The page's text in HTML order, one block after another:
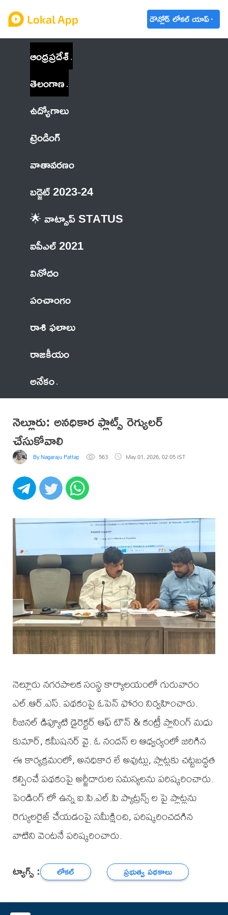
డౌన్లోడ్ లోకల్ యాప్
ఆంధ్రప్రదేశ్
తెలంగాణ
ఉద్యోగాలు
ట్రెండింగ్
వాతావరణం
బడ్జెట్ 2023-24
🌟 వాట్సాప్ STATUS
ఐపీఎల్ 2021
వినోదం
పంచాంగం
రాశి ఫలాలు
రాజకీయం
అనేకం
నెల్లూరు: అనధికార ఫ్లాట్స్ రెగ్యులర్
చేసుకోవాలి
By Nagaraju Pattapalli 563 May 01, 2026, 02:05 IST
నెల్లూరు నగరపాలక సంస్థ కార్యాలయంలో గురువారం
ఎల్.ఆర్.ఎస్. పథకంపై ఓపెన్ ఫోరం నిర్వహించారు.
రీజనల్ డిప్యూటి డైరెక్టర్ ఆఫ్ టౌన్ & కంట్రీ ప్లానింగ్ మధు
కుమార్, కమీషనర్ వై. ఓ నందన్ ల ఆధ్వర్యంలో జరిగిన
ఈ కార్యక్రమంలో, అనధికార లే అవుట్లు, ప్లాట్లకు చట్టబద్ధత
కల్పించే పథకంపై అర్జీదారుల సమస్యలను పరిష్కరించారు.
పెండింగ్ లో ఉన్న ఐ.పి.ఎల్.పి ప్యాట్రన్స్ ల పై ప్లాట్లను
రెగ్యులరైజ్ చేయడంపై సమీక్షించి, పరిష్కరించదగిన
వాటిని వెంటనే పరిష్కరించారు.
ట్యాగ్స్ : లోకల్ ప్రభుత్వ పథకాలు